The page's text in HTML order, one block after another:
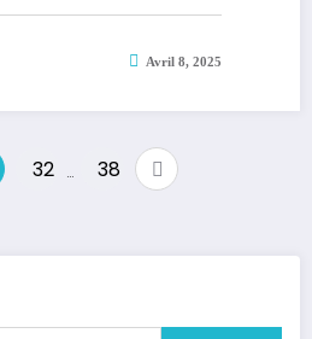
Avril 8, 2025
32 … 38